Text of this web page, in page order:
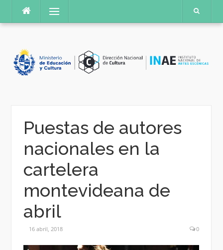
contenido
Menú
Puestas de autores
nacionales en la
cartelera
montevideana de
abril
16 abril, 2018 0